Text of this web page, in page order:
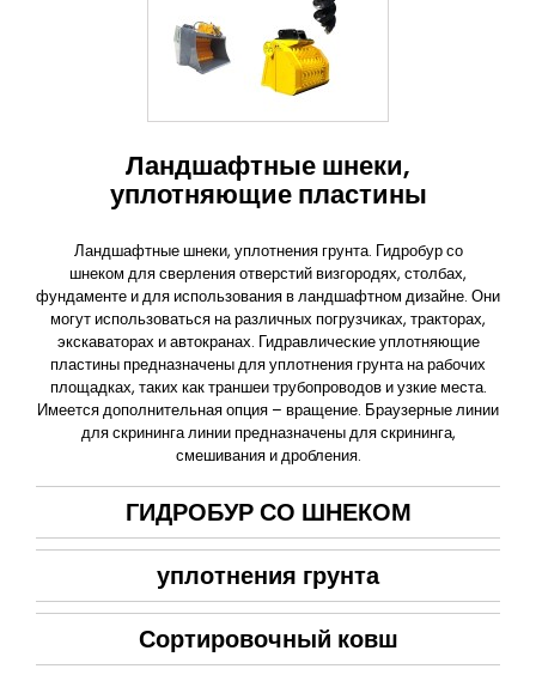
Ландшафтные шнеки,
уплотняющие пластины
Ландшафтные шнеки, уплотнения грунта. Гидробур со
шнеком для сверления отверстий визгородях, столбах,
фундаменте и для использования в ландшафтном дизайне. Они
могут использоваться на различных погрузчиках, тракторах,
экскаваторах и автокранах. Гидравлические уплотняющие
пластины предназначены для уплотнения грунта на рабочих
площадках, таких как траншеи трубопроводов и узкие места.
Имеется дополнительная опция – вращение. Браузерные линии
для скрининга линии предназначены для скрининга,
смешивания и дробления.
ГИДРОБУР СО ШНЕКОМ
уплотнения грунта
Сортировочный ковш